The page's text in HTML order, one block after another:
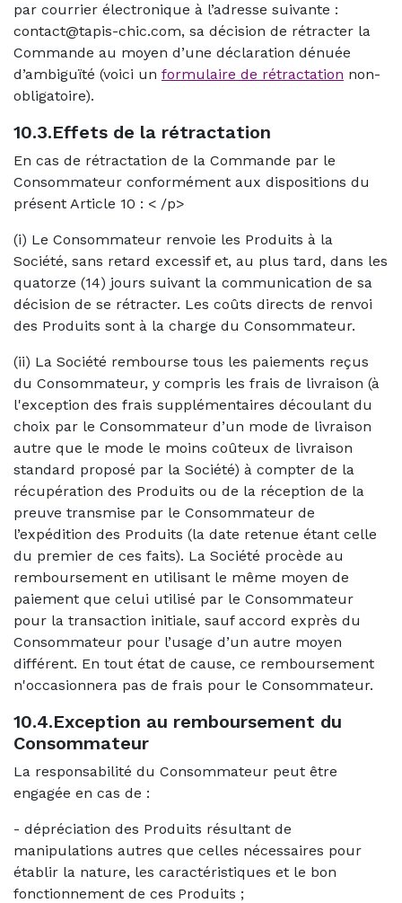
par courrier électronique à l’adresse suivante :
contact@tapis-chic.com, sa décision de rétracter la
Commande au moyen d’une déclaration dénuée
d’ambiguïté (voici un formulaire de rétractation non-
obligatoire).
10.3.Effets de la rétractation
En cas de rétractation de la Commande par le
Consommateur conformément aux dispositions du
présent Article 10 : < /p>
(i) Le Consommateur renvoie les Produits à la
Société, sans retard excessif et, au plus tard, dans les
quatorze (14) jours suivant la communication de sa
décision de se rétracter. Les coûts directs de renvoi
des Produits sont à la charge du Consommateur.
(ii) La Société rembourse tous les paiements reçus
du Consommateur, y compris les frais de livraison (à
l'exception des frais supplémentaires découlant du
choix par le Consommateur d’un mode de livraison
autre que le mode le moins coûteux de livraison
standard proposé par la Société) à compter de la
récupération des Produits ou de la réception de la
preuve transmise par le Consommateur de
l’expédition des Produits (la date retenue étant celle
du premier de ces faits). La Société procède au
remboursement en utilisant le même moyen de
paiement que celui utilisé par le Consommateur
pour la transaction initiale, sauf accord exprès du
Consommateur pour l’usage d’un autre moyen
différent. En tout état de cause, ce remboursement
n'occasionnera pas de frais pour le Consommateur.
10.4.Exception au remboursement du
Consommateur
La responsabilité du Consommateur peut être
engagée en cas de :
- dépréciation des Produits résultant de
manipulations autres que celles nécessaires pour
établir la nature, les caractéristiques et le bon
fonctionnement de ces Produits ;